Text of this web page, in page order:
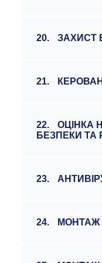
20. ЗАХИСТ
21.
22.
ОЦІНКА
БЕЗПЕКИ ТА
23.
24. МОНТАЖ